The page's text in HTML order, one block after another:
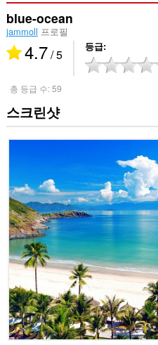
blue-ocean
jammoll 프로필
4.7/ 5 등급
총 등급 수:59
스크린샷